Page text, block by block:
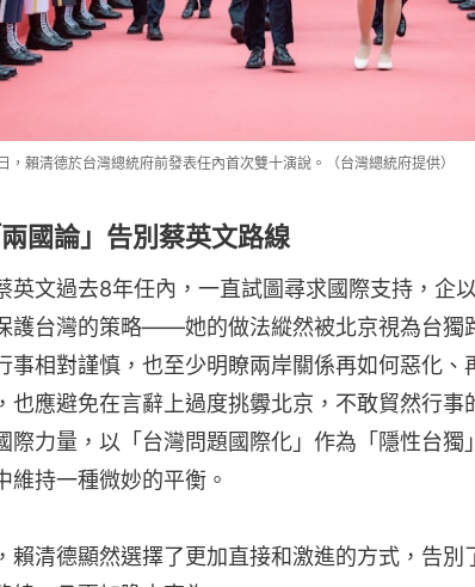
，賴清德於台灣總統府前發表任內首次雙十演說。（台灣總統府提供）
國論」告別蔡英文路線
英文過去8年任內，一直試圖尋求國際支持，企
護台灣的策略——她的做法縱然被北京視為台獨
事相對謹慎，也至少明瞭兩岸關係再如何惡化、
也應避免在言辭上過度挑釁北京，不敢貿然行事
際力量，以「台灣問題國際化」作為「隱性台獨
維持一種微妙的平衡。
賴清德顯然選擇了更加直接和激進的方式，告別